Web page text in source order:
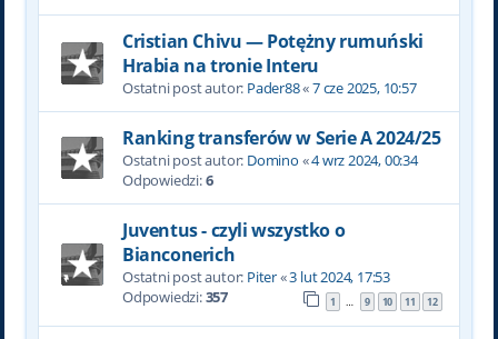
Cristian Chivu — Potężny rumuński
Hrabia na tronie Interu
Ostatni post autor: Pader88«7 cze 2025, 10:57
Ranking transferów w Serie A 2024/25
Ostatni post autor: Domino «4 wrz 2024, 00:34
Odpowiedzi:6
Juventus - czyli wszystko o
Bianconerich
Ostatni post autor: Piter«3 lut 2024, 17:53
Odpowiedzi:357 1 … 9 10 11 12